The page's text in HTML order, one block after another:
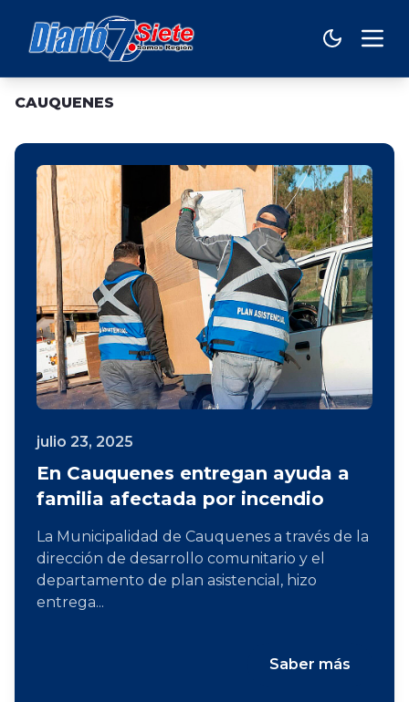
CAUQUENES
julio 23, 2025
En Cauquenes entregan ayuda a
familia afectada por incendio
La Municipalidad de Cauquenes a través de la
dirección de desarrollo comunitario y el
departamento de plan asistencial, hizo
entrega...
Saber más